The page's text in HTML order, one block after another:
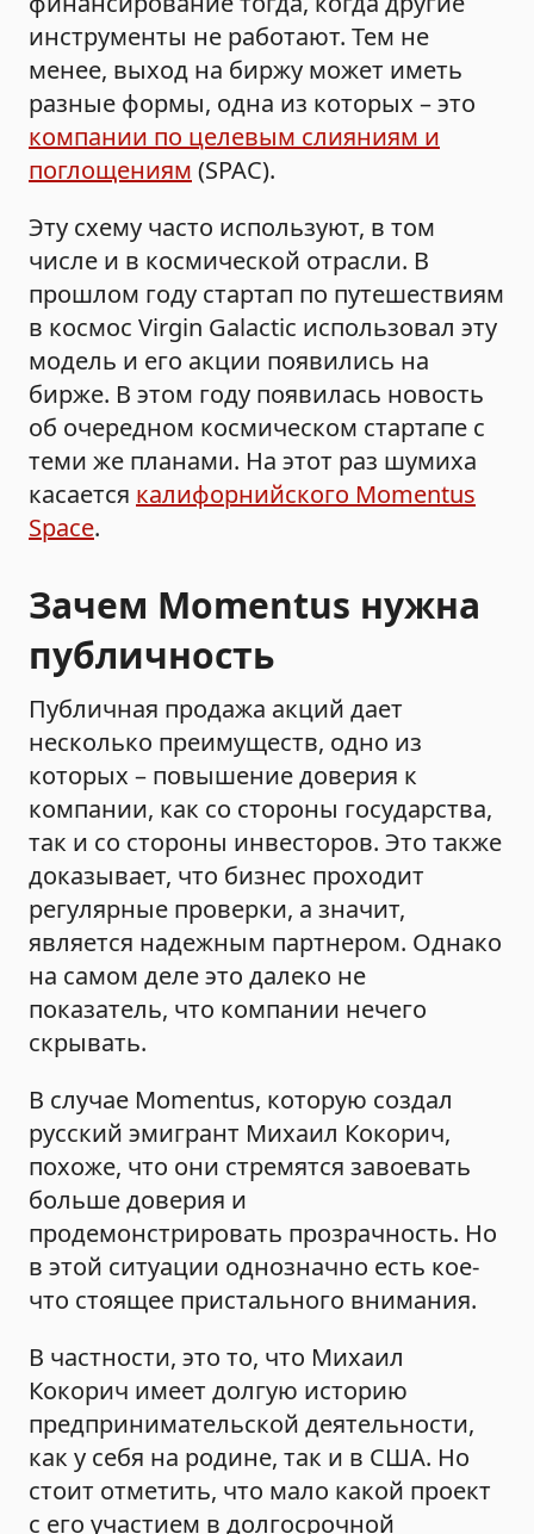
инструменты не работают. Тем не
менее, выход на биржу может иметь
разные формы, одна из которых – это
компании по целевым слияниям и
поглощениям (SPAC).
Эту схему часто используют, в том
числе и в космической отрасли. В
прошлом году стартап по путешествиям
в космос Virgin Galactic использовал эту
модель и его акции появились на
бирже. В этом году появилась новость
об очередном космическом стартапе с
теми же планами. На этот раз шумиха
касается калифорнийского Momentus
Space.
Зачем Momentus нужна
публичность
Публичная продажа акций дает
несколько преимуществ, одно из
которых – повышение доверия к
компании, как со стороны государства,
так и со стороны инвесторов. Это также
доказывает, что бизнес проходит
регулярные проверки, а значит,
является надежным партнером. Однако
на самом деле это далеко не
показатель, что компании нечего
скрывать.
В случае Momentus, которую создал
русский эмигрант Михаил Кокорич,
похоже, что они стремятся завоевать
больше доверия и
продемонстрировать прозрачность. Но
в этой ситуации однозначно есть кое-
что стоящее пристального внимания.
В частности, это то, что Михаил
Кокорич имеет долгую историю
предпринимательской деятельности,
как у себя на родине, так и в США. Но
стоит отметить, что мало какой проект
с его участием в долгосрочной